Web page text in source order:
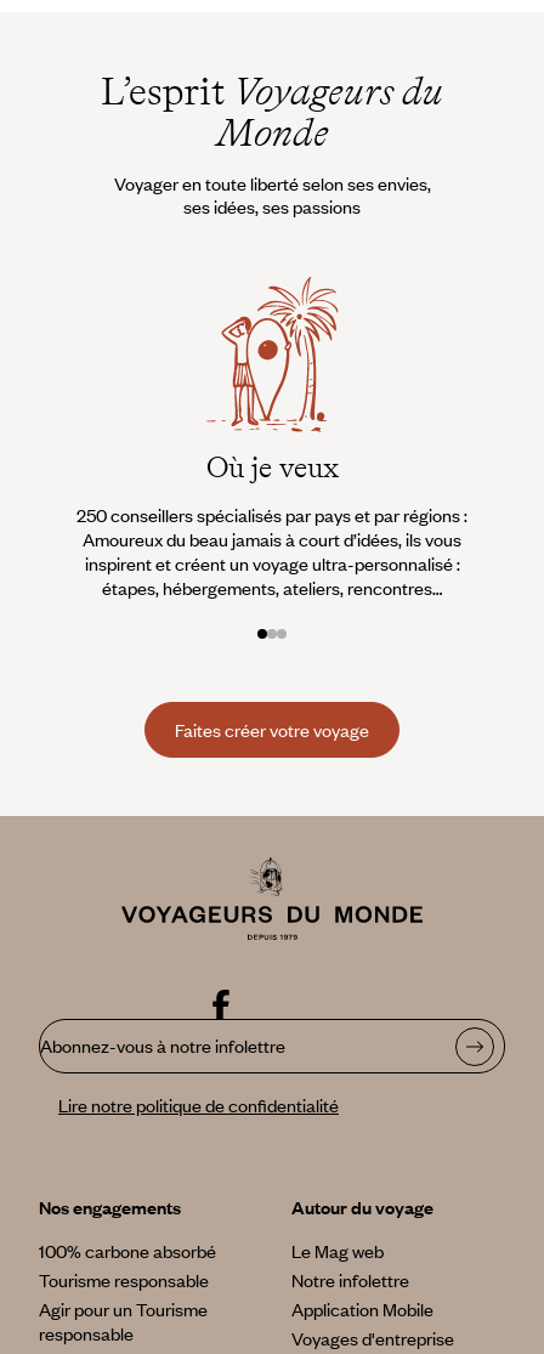
L’esprit Voyageurs du
Monde
Voyager en toute liberté selon ses envies,
ses idées, ses passions
Où je veux
250 conseillers spécialisés par pays et par régions :
Amoureux du beau jamais à court d’idées, ils vous
inspirent et créent un voyage ultra-personnalisé :
étapes, hébergements, ateliers, rencontres…
Faites créer votre voyage
Abonnez-vous à notre infolettre
Lire notre politique de confidentialité
Nos engagements
100% carbone absorbé
Tourisme responsable
Agir pour un Tourisme
responsable
Autour du voyage
Le Mag web
Notre infolettre
Application Mobile
Voyages d'entreprise